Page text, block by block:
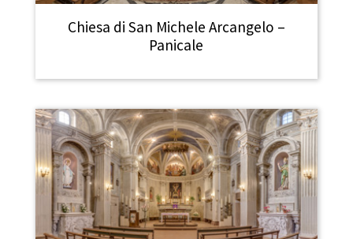
Chiesa di San Michele Arcangelo –
Panicale